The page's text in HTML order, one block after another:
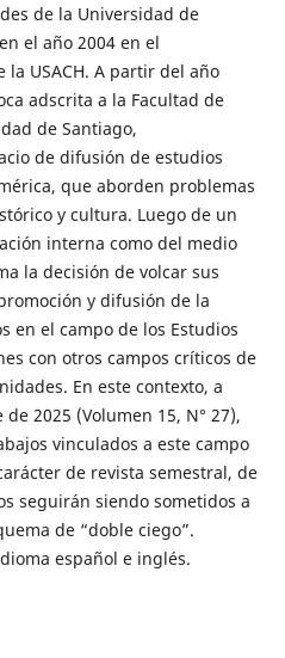
de la Universidad de
el año 2004 en el
USACH. A partir del año
adscrita a la Facultad de
de Santiago,
de difusión de estudios
que aborden problemas
y cultura. Luego de un
interna como del medio
la decisión de volcar sus
y difusión de la
en el campo de los Estudios
con otros campos críticos de
En este contexto, a
2025 (Volumen 15, N° 27),
vinculados a este campo
de revista semestral, de
seguirán siendo sometidos a
de “doble ciego”.
español e inglés.